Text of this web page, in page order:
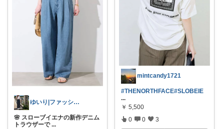
ゆいり|ファッション👗
🌸 スローブイエナの新作デニム
トラウザーで ...
mintcandy1721
#THENORTHFACE#SLOBEIE
...
￥ 5,500
0 0 3